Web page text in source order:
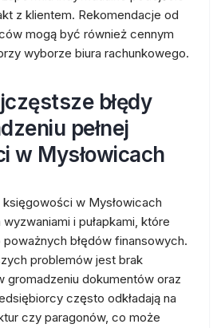
z klientem. Rekomendacje od
mogą być również cennym
wyborze biura rachunkowego.
błędy
pełnej
w Mysłowicach
księgowości w Mysłowicach
i pułapkami, które
błędów finansowych.
problemów jest brak
gromadzeniu dokumentów oraz
często odkładają na
czy paragonów, co może